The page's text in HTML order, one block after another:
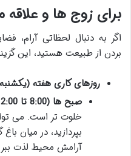
برای زوج ها و علاقه
اگر به دنبال لحظاتی آرام،
بردن از طبیعت هستید، این
روزهای کاری هفته
صبح ها (8:00 تا 12:00):
خلوت تر است. می
بپردازید، در میان
آرامش محیط لذت